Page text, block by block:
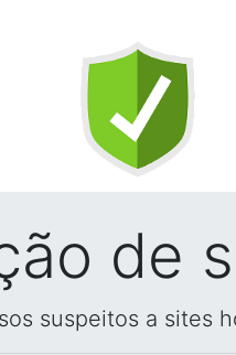
de
suspeitos a sites